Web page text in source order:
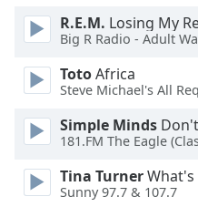
Text
Color
Opacity
Text
Background
R.E.M. Losing My
Big R Radio - Adult
TotoAfrica
Steve Michael's All
Simple Minds
181.FM The Eagle
Tina TurnerWhat's
Sunny 97.7 & 107.7